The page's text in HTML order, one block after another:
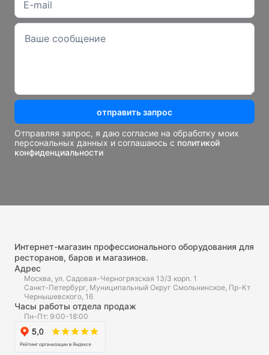
отправить запрос
Отправляя запрос, я даю согласие на обработку моих
персональных данных и соглашаюсь с политикой
конфиденциальности
Интернет-магазин профессионального оборудования для
ресторанов, баров и магазинов.
Адрес
Москва, ул. Садовая-Черногрязская 13/3 корп. 1
Санкт-Петербург, Муниципальный Округ Смольнинское, Пр-Кт
Чернышевского, 16
Часы работы отдела продаж
Пн-Пт: 9:00-18:00